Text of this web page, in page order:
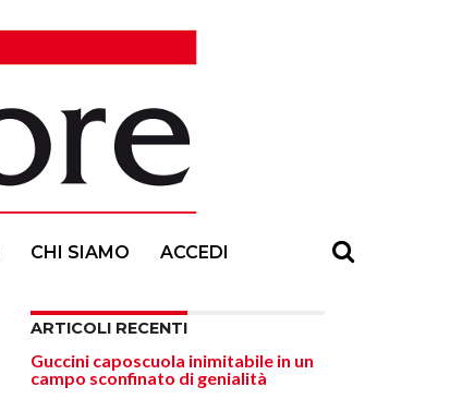
CHI SIAMO ACCEDI
ARTICOLI RECENTI
Guccini caposcuola inimitabile in un
campo sconfinato di genialità